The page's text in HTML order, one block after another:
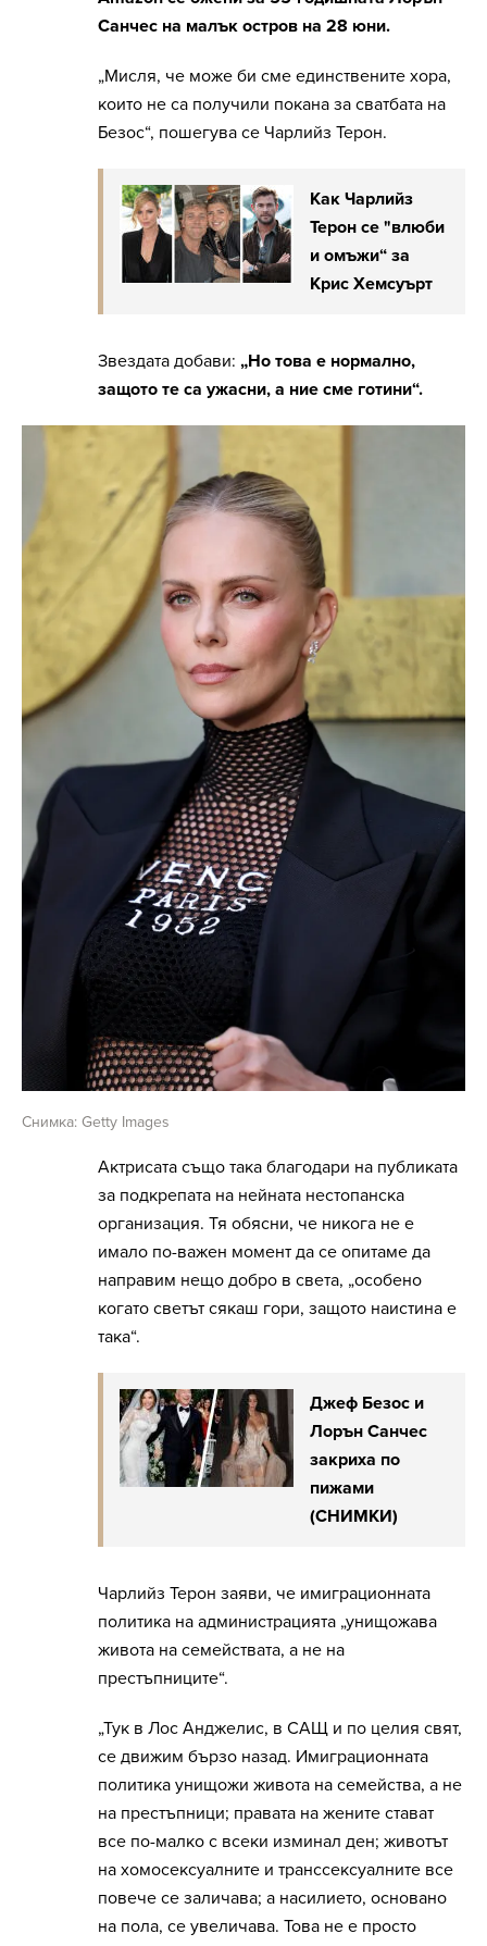
Санчес на малък остров на 28 юни.
„Мисля, че може би сме единствените хора,
които не са получили покана за сватбата на
Безос“, пошегува се Чарлийз Терон.
Как Чарлийз
Терон се "влюби
и омъжи“ за
Крис Хемсуърт
Звездата добави: „Но това е нормално,
защото те са ужасни, а ние сме готини“.
Снимка: Getty Images
Актрисата също така благодари на публиката
за подкрепата на нейната нестопанска
организация. Тя обясни, че никога не е
имало по-важен момент да се опитаме да
направим нещо добро в света, „особено
когато светът сякаш гори, защото наистина е
така“.
Джеф Безос и
Лорън Санчес
закриха по
пижами
(СНИМКИ)
Чарлийз Терон заяви, че имиграционната
политика на администрацията „унищожава
живота на семействата, а не на
престъпниците“.
„Тук в Лос Анджелис, в САЩ и по целия свят,
се движим бързо назад. Имиграционната
политика унищожи живота на семейства, а не
на престъпници; правата на жените стават
все по-малко с всеки изминал ден; животът
на хомосексуалните и транссексуалните все
повече се заличава; а насилието, основано
на пола, се увеличава. Това не е просто